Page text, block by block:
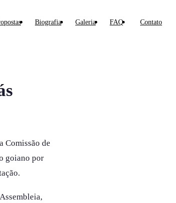
Biografia Galeria FAQ Contato
Comissão de
goiano por